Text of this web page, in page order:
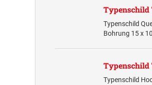
Typenschild
Typenschild
Bohrung 15 x
Typenschild
Typenschild